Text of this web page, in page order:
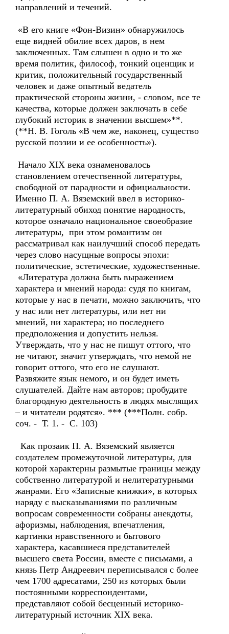
направлений и течений.
«В его книге «Фон-Визин» обнаружилось
еще видней обилие всех даров, в нем
заключенных. Там слышен в одно и то же
время политик, философ, тонкий оценщик и
критик, положительный государственный
человек и даже опытный ведатель
практической стороны жизни, - словом, все те
качества, которые должен заключать в себе
глубокий историк в значении высшем»**.
(**Н. В. Гоголь «В чем же, наконец, существо
русской поэзии и ее особенность»).
Начало XIX века ознаменовалось
становлением отечественной литературы,
свободной от парадности и официальности.
Именно П. А. Вяземский ввел в историко-
литературный обиход понятие народность,
которое означало национальное своеобразие
литературы, при этом романтизм он
рассматривал как наилучший способ передать
через слово насущные вопросы эпохи:
политические, эстетические, художественные.
«Литература должна быть выражением
характера и мнений народа: судя по книгам,
которые у нас в печати, можно заключить, что
у нас или нет литературы, или нет ни
мнений, ни характера; но последнего
предположения и допустить нельзя.
Утверждать, что у нас не пишут оттого, что
не читают, значит утверждать, что немой не
говорит оттого, что его не слушают.
Развяжите язык немого, и он будет иметь
слушателей. Дайте нам авторов; пробудите
благородную деятельность в людях мыслящих
– и читатели родятся». *** (***Полн. собр.
соч. - Т. 1. - С. 103)
Как прозаик П. А. Вяземский является
создателем промежуточной литературы, для
которой характерны размытые границы между
собственно литературой и нелитературными
жанрами. Его «Записные книжки», в которых
наряду с высказываниями по различным
вопросам современности собраны анекдоты,
афоризмы, наблюдения, впечатления,
картинки нравственного и бытового
характера, касавшиеся представителей
высшего света России, вместе с письмами, а
князь Петр Андреевич переписывался с более
чем 1700 адресатами, 250 из которых были
постоянными корреспондентами,
представляют собой бесценный историко-
литературный источник XIX века.